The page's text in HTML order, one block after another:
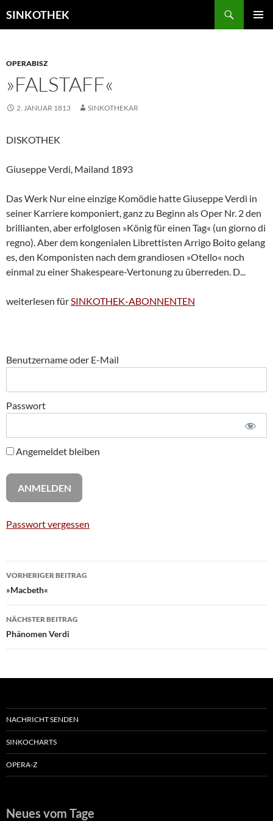
Inhalt
SINKOTHEK
OPERABISZ
»FALSTAFF«
2. JANUAR 1813 SINKOTHEKAR
DISKOTHEK
Giuseppe Verdi, Mailand 1893
Das Werk Nur eine einzige Komödie hatte Giuseppe Verdi in
seiner Karriere komponiert, ganz zu Beginn als Oper Nr. 2 den
brillianten, aber erfolglosen »König für einen Tag« (un giorno di
regno). Aber dem kongenialen Librettisten Arrigo Boito gelang
es, den Komponisten nach dem grandiosen »Otello« noch
einmal zu einer Shakespeare-Vertonung zu überreden. D...
weiterlesen fürSINKOTHEK-ABONNENTEN
Benutzername oder E-Mail
Passwort
Angemeldet bleiben
Passwort vergessen
Beitragsnavigation
VORHERIGER BEITRAG
»Macbeth«
NÄCHSTER BEITRAG
Phänomen Verdi
NACHRICHT SENDEN
SINKOCHARTS
OPERA-Z
Neues vom Tage